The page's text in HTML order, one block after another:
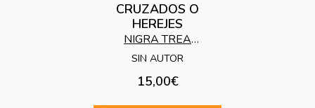
CRUZADOS O
HEREJES
NIGRA TREA
EDICIONES
SIN AUTOR
15,00€